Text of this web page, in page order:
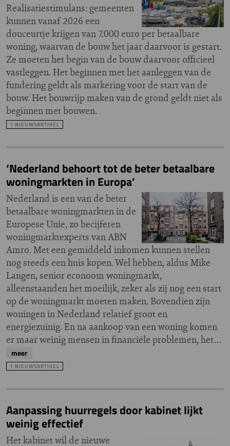
Realisatiestimulans: gemeenten
kunnen vanaf 2026 een
douceurtje krijgen van 7.000 euro per betaalbare
woning, waarvan de bouw het jaar daarvoor is gestart.
Ze moeten het begin van de bouw daarvoor officieel
vastleggen. Het beginnen met het aanleggen van de
fundering geldt als markering voor de start van de
bouw. Het bouwrijp maken van de grond geldt niet als
beginnen met bouwen.
1 NIEUWSARTIKEL
‘Nederland behoort tot de beter betaalbare
woningmarkten in Europa’
Nederland is een van de beter
betaalbare woningmarkten in de
Europese Unie, zo becijferen
woningmarktexperts van ABN
Amro. Met een gemiddeld inkomen kunnen stellen
nog steeds een huis kopen. Wel hebben, aldus Mike
Langen, senior econoom woningmarkt,
alleenstaanden het moeilijk, zeker als zij nog een start
op de woningmarkt moeten maken. Bovendien zijn
woningen in Nederland relatief groot en
energiezuinig. En na aankoop van een woning komen
er maar weinig mensen in financiële problemen, het…
meer
1 NIEUWSARTIKEL
Aanpassing huurregels door kabinet lijkt
weinig effectief
Het kabinet wil de nieuwe